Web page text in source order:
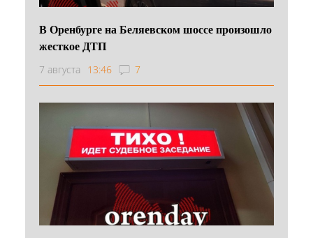
В Оренбурге на Беляевском шоссе произошло
жесткое ДТП
7 августа 13:46 7